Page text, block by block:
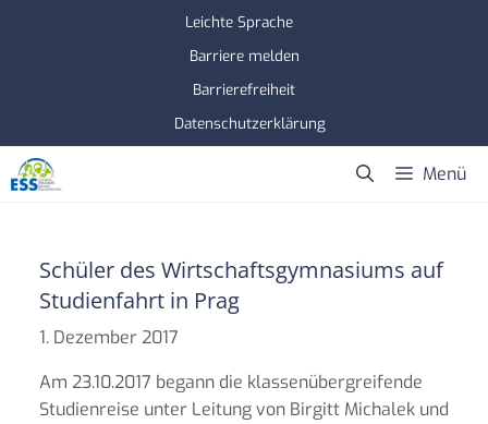
Leichte Sprache
Barriere melden
Barrierefreiheit
Datenschutzerklärung
Menü
Schüler des Wirtschaftsgymnasiums auf
Studienfahrt in Prag
1. Dezember 2017
Am 23.10.2017 begann die klassenübergreifende
Studienreise unter Leitung von Birgitt Michalek und